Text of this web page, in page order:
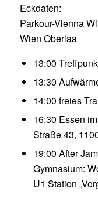
Eckdaten:
Parkour-Vienna
Wien Oberlaa
13:00
13:30
14:00 freies
16:30 Essen
Straße 43,
19:00 After
Gymnasium:
U1 Station